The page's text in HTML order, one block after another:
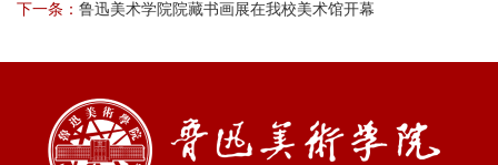
下一条： 鲁迅美术学院院藏书画展在我校美术馆开幕